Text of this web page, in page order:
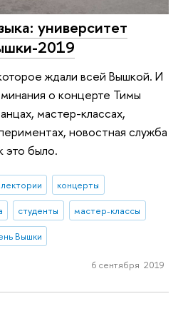
университет
2019
ждали всей Вышкой. И
о концерте Тимы
мастер-классах,
новостная служба
это было.
лектории
концерты
студенты
мастер-классы
Вышки
6 сентября 2019